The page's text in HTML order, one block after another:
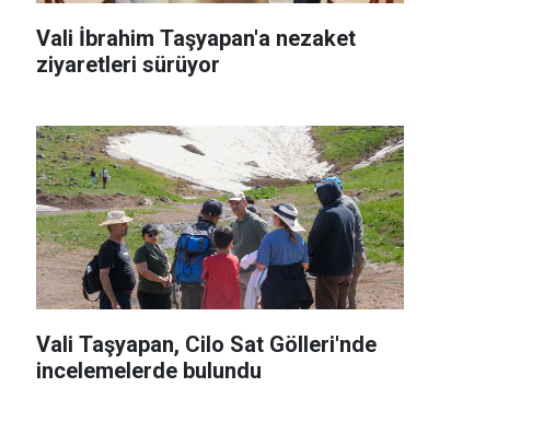
Vali İbrahim Taşyapan'a nezaket
ziyaretleri sürüyor
Vali Taşyapan, Cilo Sat Gölleri'nde
incelemelerde bulundu